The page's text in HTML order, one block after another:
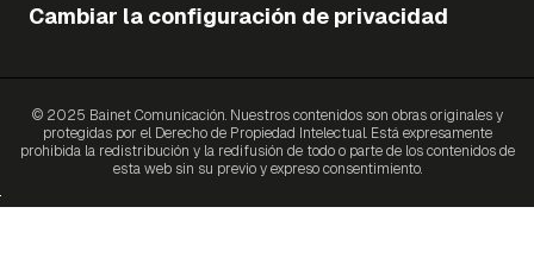
Cambiar la configuración de privacidad
© 2025 Bainet Comunicación. Nuestros contenidos son obras originales y
protegidas por el Derecho de Propiedad Intelectual. Está expresamente
prohibida la redistribución y la redifusión de todo o parte de los contenidos de
esta web sin su previo y expreso consentimiento.